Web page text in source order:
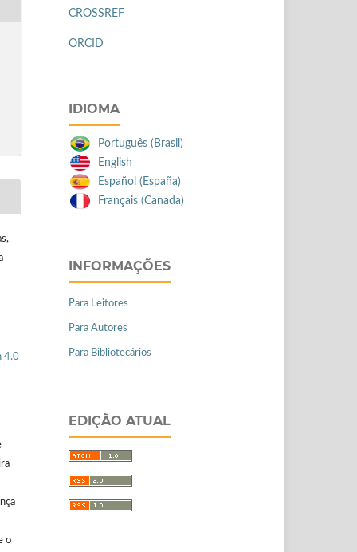
4.0
o
CROSSREF
ORCID
IDIOMA
Português (Brasil)
English
Español (España)
Français (Canada)
INFORMAÇÕES
Para Leitores
Para Autores
Para Bibliotecários
EDIÇÃO ATUAL